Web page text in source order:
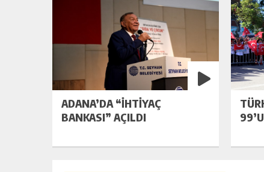
ADANA’DA “İHTİYAÇ
BANKASI” AÇILDI